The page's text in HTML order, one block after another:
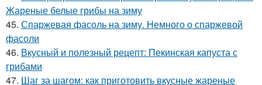
Жареные белые грибы на зиму
45. Спаржевая фасоль на зиму. Немного о спаржевой
фасоли
46. Вкусный и полезный рецепт: Пекинская капуста с
грибами
47. Шаг за шагом: как приготовить вкусные жареные